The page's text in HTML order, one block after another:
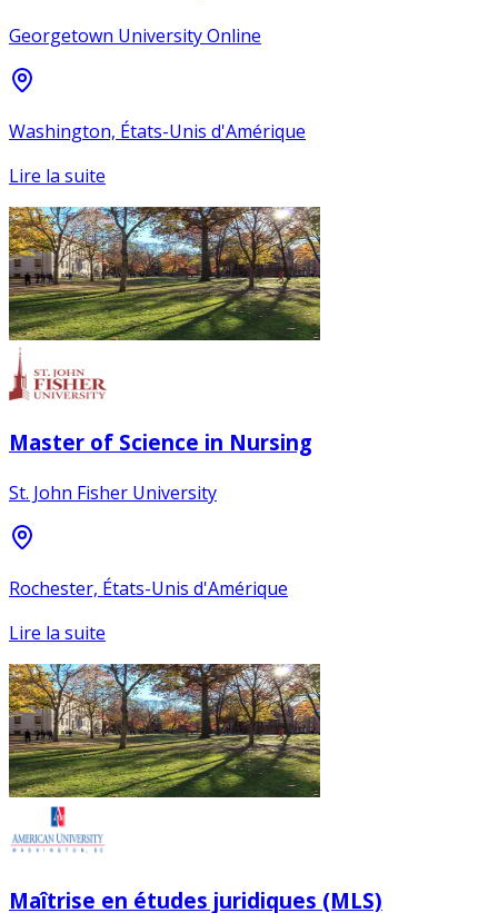
Georgetown University Online
Washington, États-Unis d'Amérique
Lire la suite
Master of Science in Nursing
St. John Fisher University
Rochester, États-Unis d'Amérique
Lire la suite
Maîtrise en études juridiques (MLS)